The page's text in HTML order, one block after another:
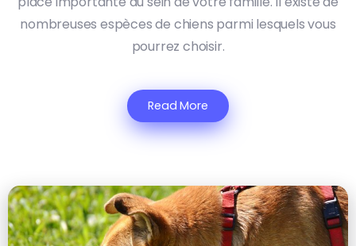
nombreuses espèces de chiens parmi lesquels vous
pourrez choisir.
Read More